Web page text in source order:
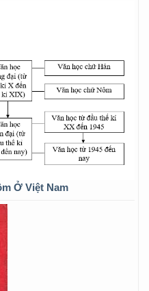
Ở Việt Nam